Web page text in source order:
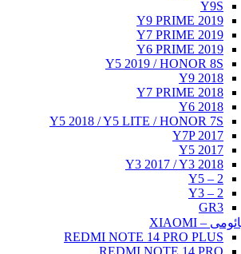
Y9 PRIME
Y7 PRIME
Y6 PRIME
Y5 2019 /
Y7 PRIME
Y5 2018 / Y5 LITE /
Y3 2017 / Y3
REDMI NOTE 14 PRO